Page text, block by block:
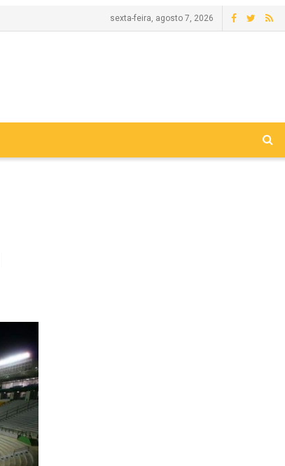
sexta-feira, agosto 7, 2026